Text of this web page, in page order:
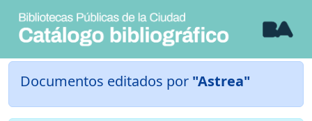
Documentos editados por "Astrea"